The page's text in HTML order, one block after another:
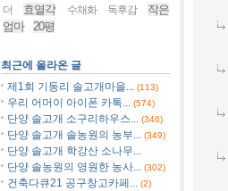
더
효열각 수채화 독후감
작은
엄마
20평
최근에 올라온 글
제1회 기동리 솔고개마을...
(113)
우리 어머이 아이폰 카톡... (574)
단양 솔고개 소구리하우스... (346)
단양 솔고개 솔농원의 농부... (349)
단양 솔고개 학강산 소나무...
단양 솔농원의 영원한 농사...
(302)
건축다큐21 공구창고카페... (2)